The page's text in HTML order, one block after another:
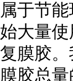
属于节
始大量
复膜胶
膜胶总